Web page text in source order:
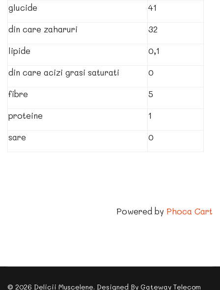
glucide
41
din care zaharuri
32
lipide
0,1
din care acizi grasi saturati
0
fibre
5
proteine
1
sare
0
Powered by Phoca Cart
© 2026 Delicii Muscelene. Designed By Gateway Telecom